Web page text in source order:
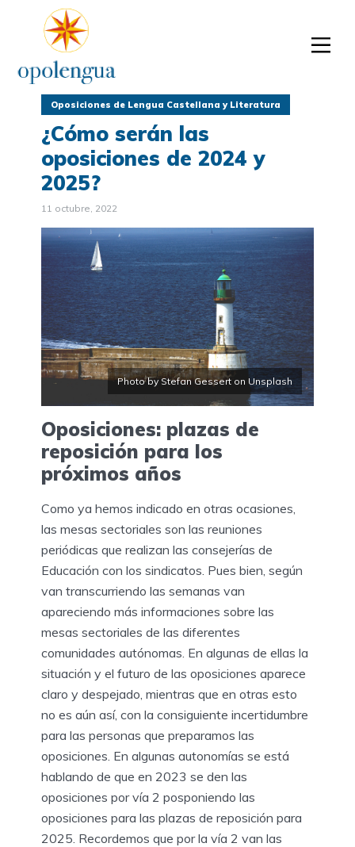
Oposiciones de Lengua Castellana y Literatura
¿Cómo serán las
oposiciones de 2024 y
2025?
11 octubre, 2022
Photo by Stefan Gessert on Unsplash
Oposiciones: plazas de
reposición para los
próximos años
Como ya hemos indicado en otras ocasiones,
las mesas sectoriales son las reuniones
periódicas que realizan las consejerías de
Educación con los sindicatos. Pues bien, según
van transcurriendo las semanas van
apareciendo más informaciones sobre las
mesas sectoriales de las diferentes
comunidades autónomas. En algunas de ellas la
situación y el futuro de las oposiciones aparece
claro y despejado, mientras que en otras esto
no es aún así, con la consiguiente incertidumbre
para las personas que preparamos las
oposiciones. En algunas autonomías se está
hablando de que en 2023 se den las
oposiciones por vía 2 posponiendo las
oposiciones para las plazas de reposición para
2025. Recordemos que por la vía 2 van las